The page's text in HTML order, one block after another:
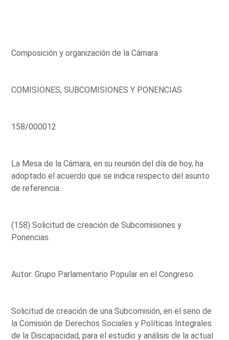
Composición y organización de la Cámara
COMISIONES, SUBCOMISIONES Y PONENCIAS
158/000012
La Mesa de la Cámara, en su reunión del día de hoy, ha
adoptado el acuerdo que se indica respecto del asunto
de referencia.
(158) Solicitud de creación de Subcomisiones y
Ponencias.
Autor: Grupo Parlamentario Popular en el Congreso.
Solicitud de creación de una Subcomisión, en el seno de
la Comisión de Derechos Sociales y Políticas Integrales
de la Discapacidad, para el estudio y análisis de la actual